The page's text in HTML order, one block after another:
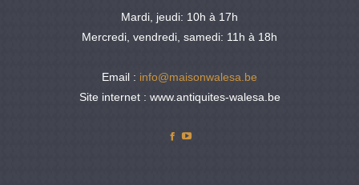
Mardi, jeudi: 10h à 17h
Mercredi, vendredi, samedi: 11h à 18h
Email : info@maisonwalesa.be
Site internet : www.antiquites-walesa.be
Facebook